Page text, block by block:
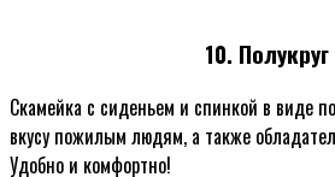
10. Полукруг
Скамейка с сиденьем и спинкой в виде
вкусу пожилым людям, а также
Удобно и комфортно!